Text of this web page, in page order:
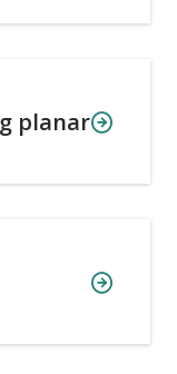
planar